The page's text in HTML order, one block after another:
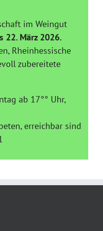
im Weingut
22. März 2026.
Rheinhessische
zubereitete
ab 17°° Uhr,
erreichbar sind